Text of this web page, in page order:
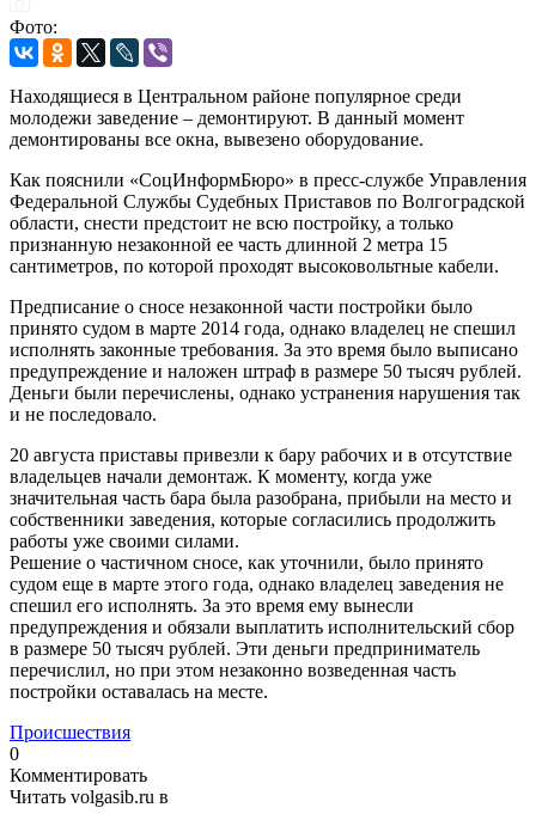
Фото:
Находящиеся в Центральном районе популярное среди
молодежи заведение – демонтируют. В данный момент
демонтированы все окна, вывезено оборудование.
Как пояснили «СоцИнформБюро» в пресс-службе Управления
Федеральной Службы Судебных Приставов по Волгоградской
области, снести предстоит не всю постройку, а только
признанную незаконной ее часть длинной 2 метра 15
сантиметров, по которой проходят высоковольтные кабели.
Предписание о сносе незаконной части постройки было
принято судом в марте 2014 года, однако владелец не спешил
исполнять законные требования. За это время было выписано
предупреждение и наложен штраф в размере 50 тысяч рублей.
Деньги были перечислены, однако устранения нарушения так
и не последовало.
20 августа приставы привезли к бару рабочих и в отсутствие
владельцев начали демонтаж. К моменту, когда уже
значительная часть бара была разобрана, прибыли на место и
собственники заведения, которые согласились продолжить
работы уже своими силами.
Решение о частичном сносе, как уточнили, было принято
судом еще в марте этого года, однако владелец заведения не
спешил его исполнять. За это время ему вынесли
предупреждения и обязали выплатить исполнительский сбор
в размере 50 тысяч рублей. Эти деньги предприниматель
перечислил, но при этом незаконно возведенная часть
постройки оставалась на месте.
Происшествия
0
Комментировать
Читать volgasib.ru в